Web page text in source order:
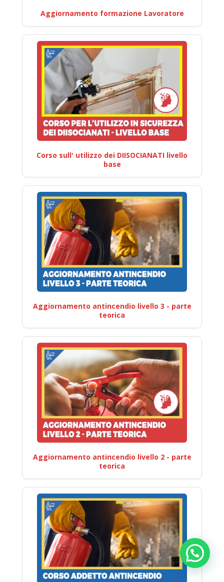
Aggiornamento formazione Lavoratore
Corso sull' utilizzo dei DIISOCIANATI livello
base
Aggiornamento antincendio livello 3 - parte
teorica
Aggiornamento antincendio livello 2 - parte
teorica